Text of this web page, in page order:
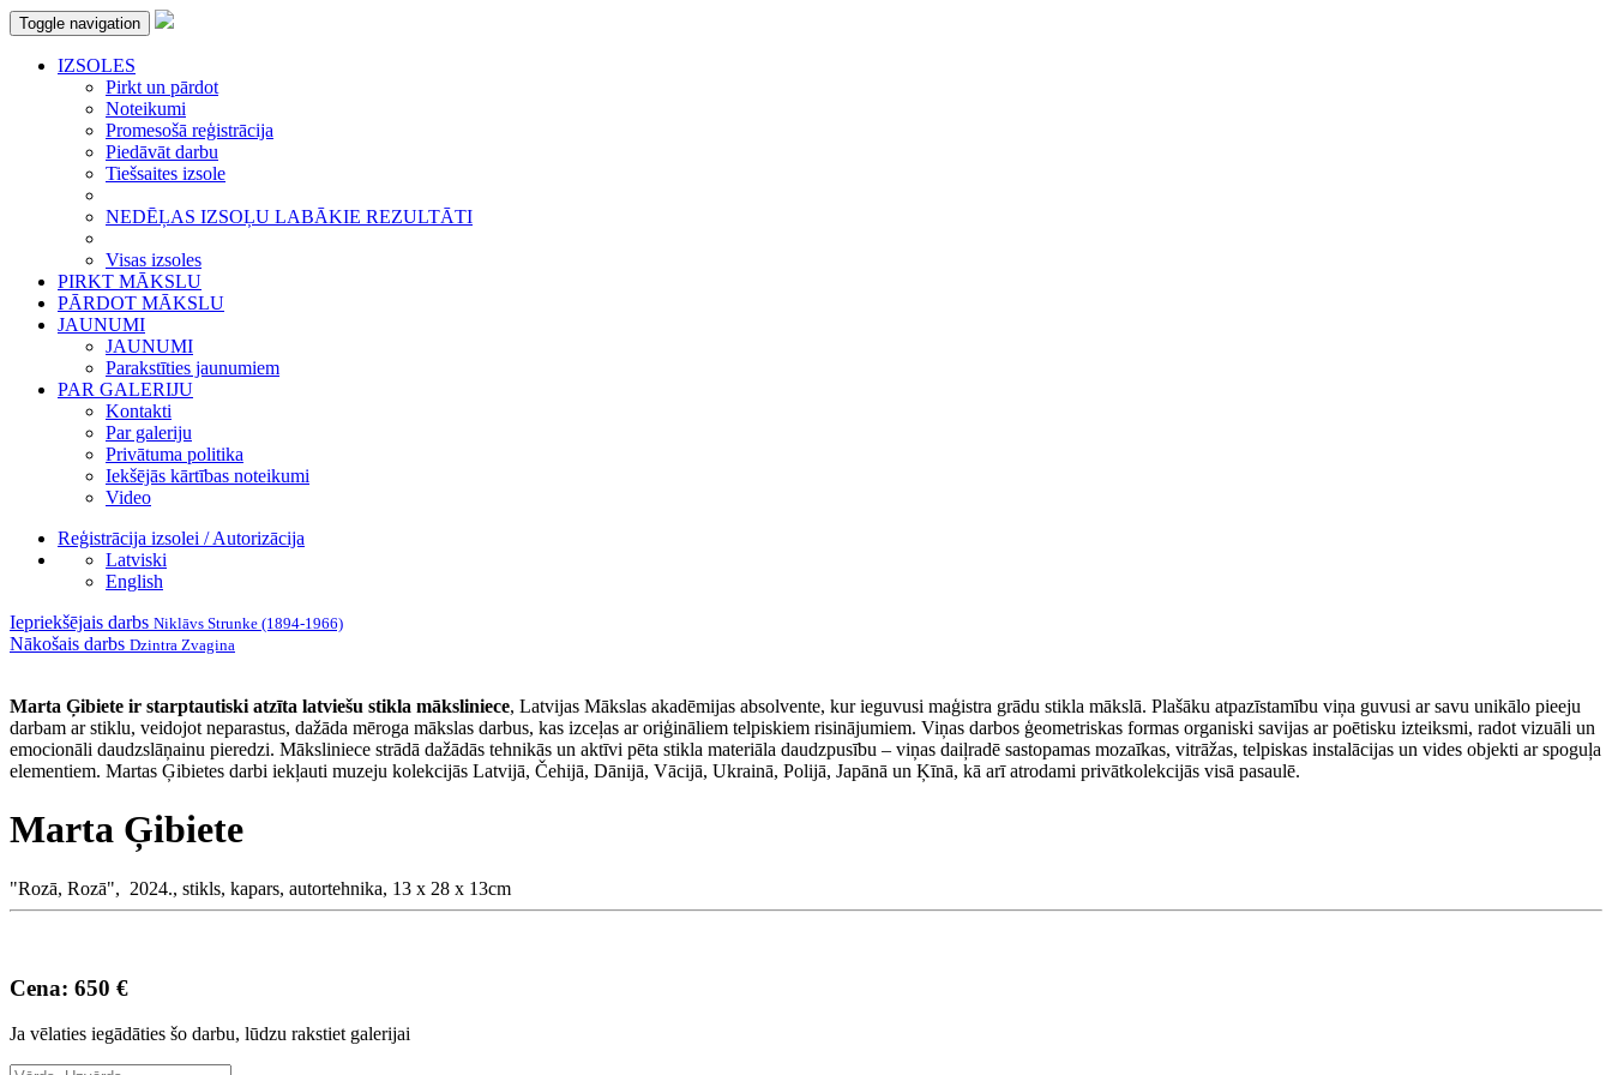
Toggle navigation
IZSOLES
Pirkt un pārdot
Noteikumi
Promesošā reģistrācija
Piedāvāt darbu
Tiešsaites izsole
NEDĒĻAS IZSOĻU LABĀKIE REZULTĀTI
Visas izsoles
PIRKT MĀKSLU
PĀRDOT MĀKSLU
JAUNUMI
JAUNUMI
Parakstīties jaunumiem
PAR GALERIJU
Kontakti
Par galeriju
Privātuma politika
Iekšējās kārtības noteikumi
Video
Reģistrācija izsolei / Autorizācija
Latviski
English
Iepriekšējais darbs Niklāvs Strunke (1894-1966)
Nākošais darbs Dzintra Zvagina
Marta Ģibiete ir starptautiski atzīta latviešu stikla māksliniece, Latvijas Mākslas akadēmijas absolvente, kur ieguvusi maģistra grādu stikla mākslā. Plašāku atpazīstamību viņa guvusi ar savu unikālo pieeju
darbam ar stiklu, veidojot neparastus, dažāda mēroga mākslas darbus, kas izceļas ar oriģināliem telpiskiem risinājumiem. Viņas darbos ģeometriskas formas organiski savijas ar poētisku izteiksmi, radot vizuāli un
emocionāli daudzslāņainu pieredzi. Māksliniece strādā dažādās tehnikās un aktīvi pēta stikla materiāla daudzpusību – viņas daiļradē sastopamas mozaīkas, vitrāžas, telpiskas instalācijas un vides objekti ar spoguļa
elementiem. Martas Ģibietes darbi iekļauti muzeju kolekcijās Latvijā, Čehijā, Dānijā, Vācijā, Ukrainā, Polijā, Japānā un Ķīnā, kā arī atrodami privātkolekcijās visā pasaulē.
Marta Ģibiete
"Rozā, Rozā", 2024., stikls, kapars, autortehnika, 13 x 28 x 13cm
Cena: 650 €
Ja vēlaties iegādāties šo darbu, lūdzu rakstiet galerijai